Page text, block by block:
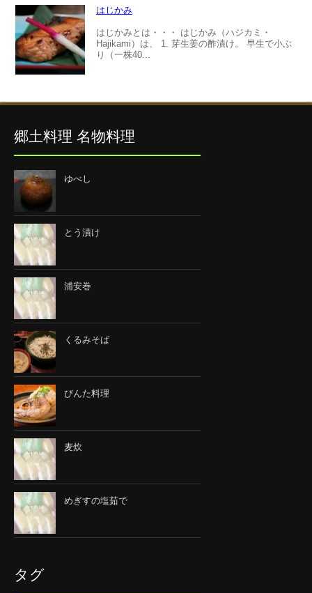
はじかみ
はじかみとは・・・ はじかみ（ハジカミ・
Hajikami）は、 1. 芽生姜の酢漬け。 早生で小ぶ
り（一株40...
郷土料理 名物料理
ゆべし
とう漬け
浦安巻
くるみそば
びんた料理
麦炊
めぎすの塩茹で
タグ